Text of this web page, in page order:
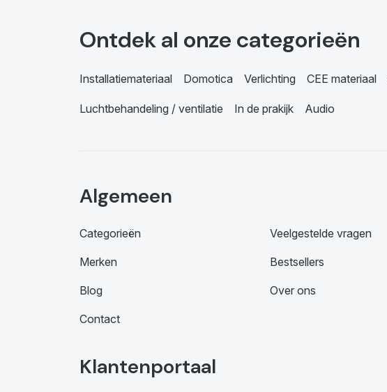
Ontdek al onze categorieën
Installatiemateriaal Domotica Verlichting CEE materiaal
Luchtbehandeling / ventilatie In de prakijk Audio
Algemeen
Categorieën Veelgestelde vragen
Merken Bestsellers
Blog Over ons
Contact
Klantenportaal